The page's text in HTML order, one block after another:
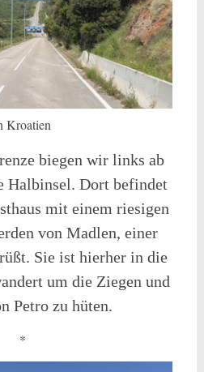
Kroatien
biegen wir links ab
Halbinsel. Dort befindet
mit einem riesigen
von Madlen, einer
Sie ist hierher in die
um die Ziegen und
Petro zu hüten.
*